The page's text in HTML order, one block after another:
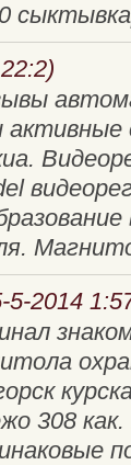
2014
308